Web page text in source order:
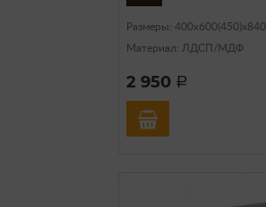
Размеры: 400х600(450)х840
Материал: ЛДСП/МДФ
2 950 a